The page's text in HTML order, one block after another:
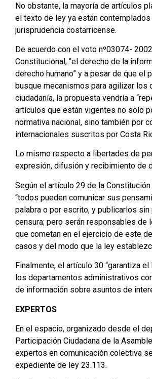
No obstante, la mayoría de artículos
el texto de ley ya están contemplados
jurisprudencia costarricense.
De acuerdo con el voto nº03074-
Constitucional, “el derecho de la
derecho humano” y a pesar de que el
busque mecanismos para agilizar los
ciudadanía, la propuesta vendría a
artículos que están vigentes no solo
normativa nacional, sino también por
internacionales suscritos por Costa
Lo mismo respecto a libertades de
expresión, difusión y recibimiento de
Según el artículo 29 de la
“todos pueden comunicar sus
palabra o por escrito, y publicarlos sin
censura; pero serán responsables de
que cometan en el ejercicio de este
casos y del modo que la ley
Finalmente, el artículo 30 “garantiza
los departamentos administrativos
de información sobre asuntos de
EXPERTOS
En el espacio, organizado desde el
Participación Ciudadana de la
expertos en comunicación colectiva
expediente de ley 23.113.